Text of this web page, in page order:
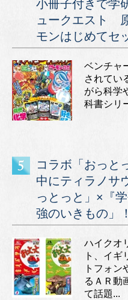
小冊子付きで学
ュークエスト
モンはじめてセ
ベンチャ
されてい
がら科学
科書シリ
コラボ「おっと
中にティラノサ
っとっと」×『
強のいきもの」
ハイクオ
ト、イギ
トフォン
るＡＲ動
て話題...